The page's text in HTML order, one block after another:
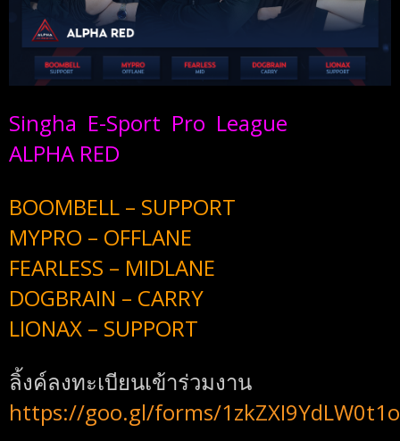
Singha E-Sport Pro League
ALPHA RED
BOOMBELL – SUPPORT
MYPRO – OFFLANE
FEARLESS – MIDLANE
DOGBRAIN – CARRY
LIONAX – SUPPORT
ลิ้งค์ลงทะเบียนเข้าร่วมงาน
https://goo.gl/forms/